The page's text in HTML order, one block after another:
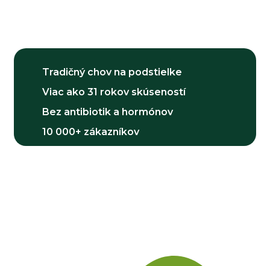
Tradičný chov na podstielke
Viac ako 31 rokov skúseností
Bez antibiotik a hormónov
10 000+ zákazníkov